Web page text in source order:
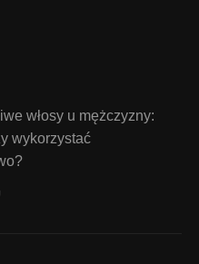
włosy u mężczyzny:
wykorzystać